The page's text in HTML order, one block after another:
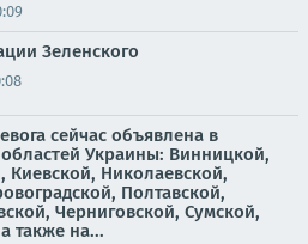
Зеленского
сейчас объявлена в
Украины: Винницкой,
Николаевской,
Полтавской,
Черниговской, Сумской,
также на...